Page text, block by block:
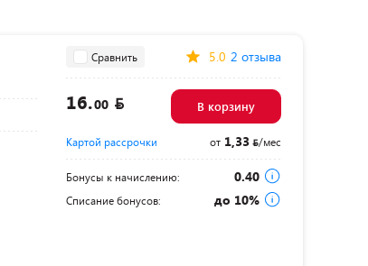
Сравнить 5.0 2 отзыва
16.00 В корзину
Картой рассрочки от1,33 /мес
Бонусы к начислению: 0.40
Списание бонусов: до 10%